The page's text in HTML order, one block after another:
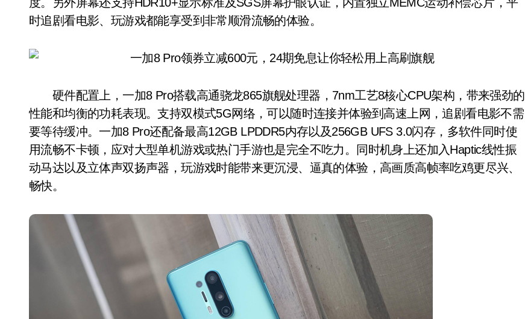
时追剧看电影、玩游戏都能享受到非常顺滑流畅的体验。
硬件配置上，一加8 Pro搭载高通骁龙865旗舰处理器，7nm工艺8核心CPU架构，带来强劲的
性能和均衡的功耗表现。支持双模式5G网络，可以随时连接并体验到高速上网，追剧看电影不需
要等待缓冲。一加8 Pro还配备最高12GB LPDDR5内存以及256GB UFS 3.0闪存，多软件同时使
用流畅不卡顿，应对大型单机游戏或热门手游也是完全不吃力。同时机身上还加入Haptic线性振
动马达以及立体声双扬声器，玩游戏时能带来更沉浸、逼真的体验，高画质高帧率吃鸡更尽兴、
畅快。